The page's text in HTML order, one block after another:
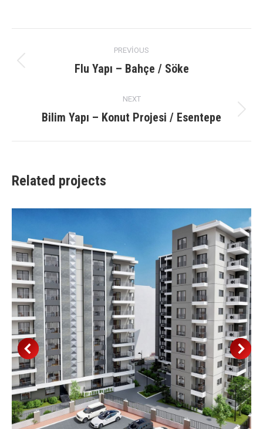
navigation
PREVIOUS
Previous
Flu Yapı – Bahçe / Söke
NEXT
Next
Bilim Yapı – Konut Projesi / Esentepe
Related projects